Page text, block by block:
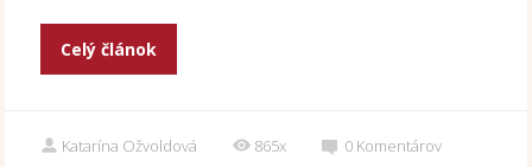
Celý článok
Katarína Ožvoldová 865x 0 Komentárov